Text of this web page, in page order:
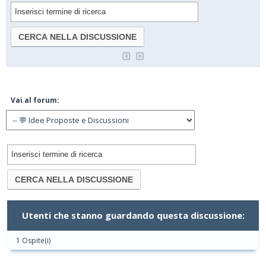
Vai al forum:
Utenti che stanno guardando questa discussione:
1 Ospite(i)